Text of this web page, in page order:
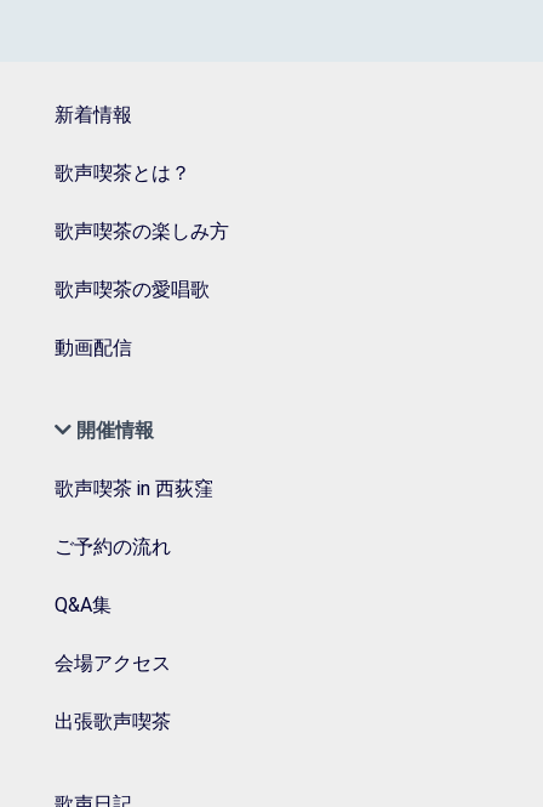
新着情報
歌声喫茶とは？
歌声喫茶の楽しみ方
歌声喫茶の愛唱歌
動画配信
開催情報
歌声喫茶 in 西荻窪
ご予約の流れ
Q&A集
会場アクセス
出張歌声喫茶